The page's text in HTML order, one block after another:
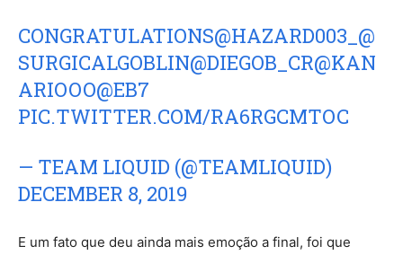
CONGRATULATIONS@HAZARD003_ @
SURGICALGOBLIN@DIEGOB_CR@KAN
ARIOOO@EB7
PIC.TWITTER.COM/RA6RGCMTOC
— TEAM LIQUID (@TEAMLIQUID)
DECEMBER 8, 2019
E um fato que deu ainda mais emoção a final, foi que